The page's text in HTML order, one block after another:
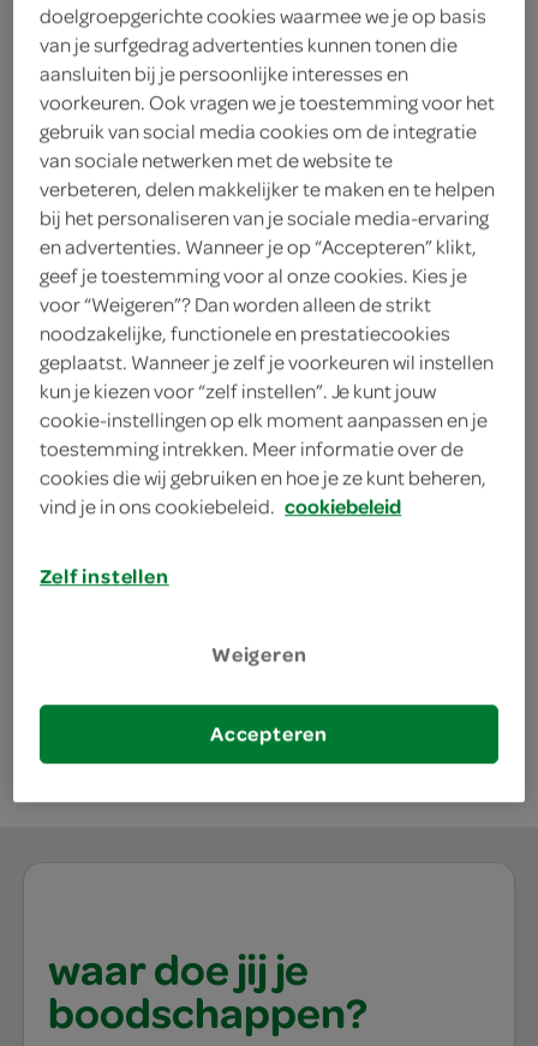
alle Ariel, Lenor of Dreft
platinum
vaatwastabletten
stapelkorting
nu 2 stuks 50% korting
Voeg 2 stuks of een veelvoud van 2 stuks toe aan je
winkelmand om te profiteren van deze actie.
deze aanbieding is verlopen
bekijk huidige aanbiedingen
20.99 kies je SPAR
waar doe jij je
boodschappen?
doelgroepgerichte cookies waarmee we je op basis
van je surfgedrag advertenties kunnen tonen die
aansluiten bij je persoonlijke interesses en
voorkeuren. Ook vragen we je toestemming voor het
gebruik van social media cookies om de integratie
van sociale netwerken met de website te
verbeteren, delen makkelijker te maken en te helpen
bij het personaliseren van je sociale media-ervaring
en advertenties. Wanneer je op “Accepteren” klikt,
geef je toestemming voor al onze cookies. Kies je
voor “Weigeren”? Dan worden alleen de strikt
noodzakelijke, functionele en prestatiecookies
geplaatst. Wanneer je zelf je voorkeuren wil instellen
kun je kiezen voor “zelf instellen”. Je kunt jouw
cookie-instellingen op elk moment aanpassen en je
toestemming intrekken. Meer informatie over de
cookies die wij gebruiken en hoe je ze kunt beheren,
vind je in ons cookiebeleid. cookiebeleid
Zelf instellen
Weigeren
Accepteren